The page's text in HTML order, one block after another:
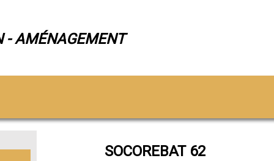
- AMÉNAGEMENT
SOCOREBAT 62